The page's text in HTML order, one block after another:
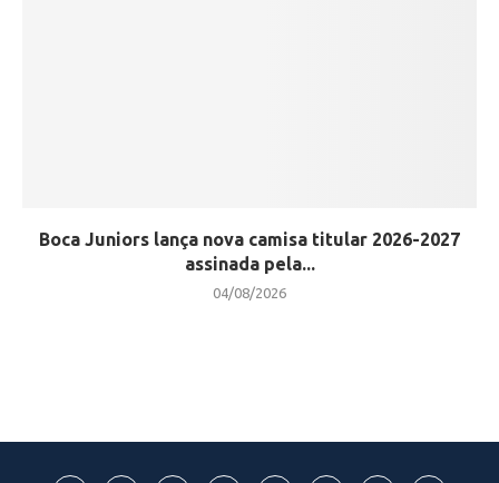
Boca Juniors lança nova camisa titular 2026-2027
assinada pela...
04/08/2026